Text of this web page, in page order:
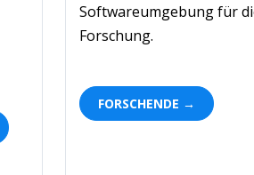
Softwareumgebungfür
Forschung.
FORSCHENDE →